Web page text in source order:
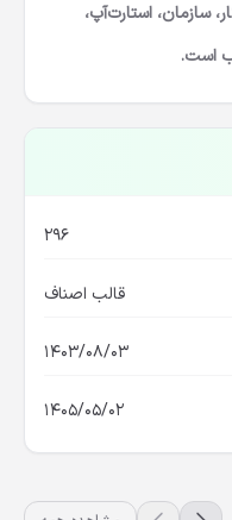
سازمان، استارت‌آپ،
است.
296
قالب اصناف
1403/08/03
1405/05/02